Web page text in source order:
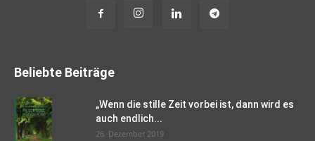
Beliebte Beiträge
„Wenn die stille Zeit vorbei ist, dann wird es
auch endlich...
26. Dezember 2019